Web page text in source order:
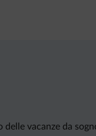
vacanze da